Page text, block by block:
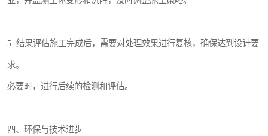
5. 结果评估施工完成后，需要对处理效果进行复核，确保达到设计要
求。
必要时，进行后续的检测和评估。
四、环保与技术进步